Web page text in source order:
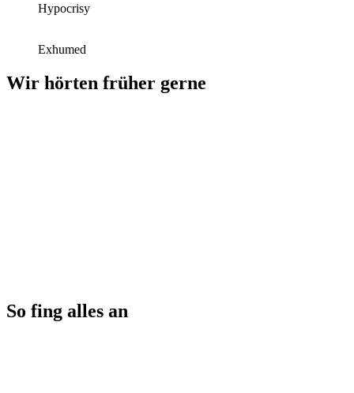
Hypocrisy
Exhumed
Wir hörten früher gerne
So fing alles an